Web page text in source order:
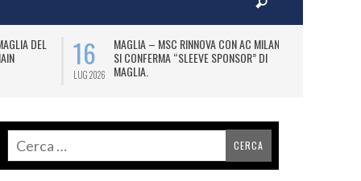
DEL
16
LUG 2026
MAGLIA – MSC RINNOVA CON AC MILAN E
SI CONFERMA “SLEEVE SPONSOR” DI
MAGLIA.